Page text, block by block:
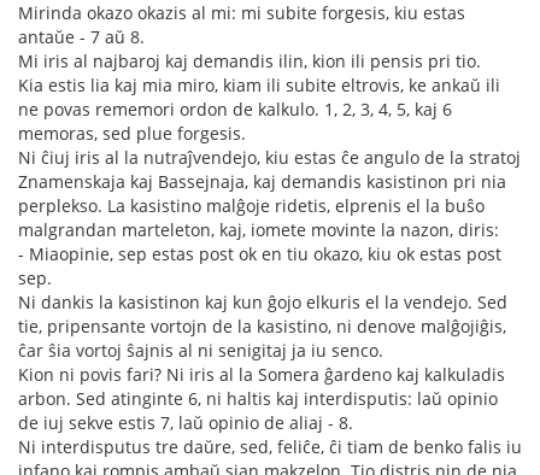
Mirinda okazo okazis al mi: mi subite forgesis, kiu estas
antaŭe - 7 aŭ 8.
Mi iris al najbaroj kaj demandis ilin, kion ili pensis pri tio.
Kia estis lia kaj mia miro, kiam ili subite eltrovis, ke ankaŭ ili
ne povas rememori ordon de kalkulo. 1, 2, 3, 4, 5, kaj 6
memoras, sed plue forgesis.
Ni ĉiuj iris al la nutraĵvendejo, kiu estas ĉe angulo de la stratoj
Znamenskaja kaj Bassejnaja, kaj demandis kasistinon pri nia
perplekso. La kasistino malĝoje ridetis, elprenis el la buŝo
malgrandan marteleton, kaj, iomete movinte la nazon, diris:
- Miaopinie, sep estas post ok en tiu okazo, kiu ok estas post
sep.
Ni dankis la kasistinon kaj kun ĝojo elkuris el la vendejo. Sed
tie, pripensante vortojn de la kasistino, ni denove malĝojiĝis,
ĉar ŝia vortoj ŝajnis al ni senigitaj ja iu senco.
Kion ni povis fari? Ni iris al la Somera ĝardeno kaj kalkuladis
arbon. Sed atinginte 6, ni haltis kaj interdisputis: laŭ opinio
de iuj sekve estis 7, laŭ opinio de aliaj - 8.
Ni interdisputus tre daŭre, sed, feliĉe, ĉi tiam de benko falis iu